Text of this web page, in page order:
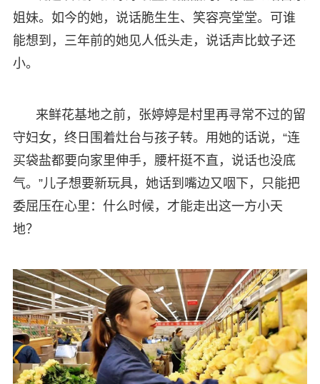
姐妹。如今的她，说话脆生生、笑容亮堂堂。可谁
能想到，三年前的她见人低头走，说话声比蚊子还
小。
来鲜花基地之前，张婷婷是村里再寻常不过的留
守妇女，终日围着灶台与孩子转。用她的话说，“连
买袋盐都要向家里伸手，腰杆挺不直，说话也没底
气。”儿子想要新玩具，她话到嘴边又咽下，只能把
委屈压在心里：什么时候，才能走出这一方小天
地？